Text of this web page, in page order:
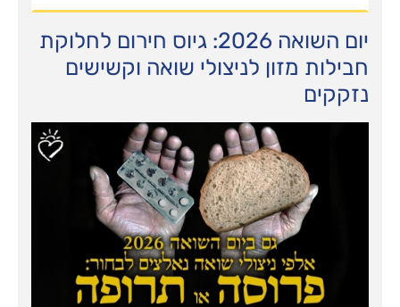
יום השואה 2026: גיוס חירום לחלוקת
חבילות מזון לניצולי שואה וקשישים
נזקקים